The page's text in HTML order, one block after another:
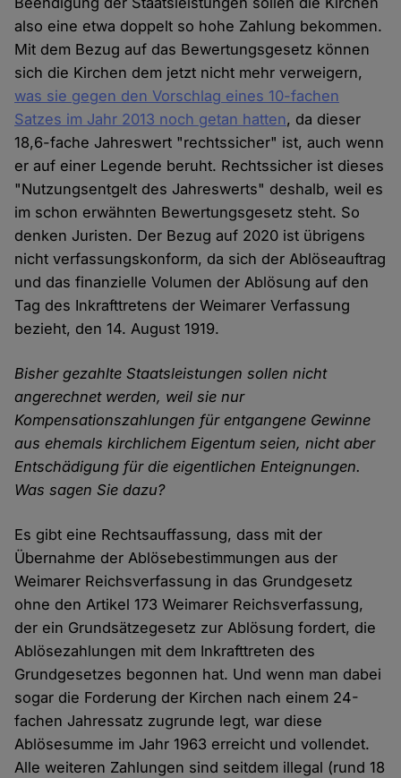
also eine etwa doppelt so hohe Zahlung bekommen.
Mit dem Bezug auf das Bewertungsgesetz können
sich die Kirchen dem jetzt nicht mehr verweigern,
was sie gegen den Vorschlag eines 10-fachen
Satzes im Jahr 2013 noch getan hatten, da dieser
18,6-fache Jahreswert "rechtssicher" ist, auch wenn
er auf einer Legende beruht. Rechtssicher ist dieses
"Nutzungsentgelt des Jahreswerts" deshalb, weil es
im schon erwähnten Bewertungsgesetz steht. So
denken Juristen. Der Bezug auf 2020 ist übrigens
nicht verfassungskonform, da sich der Ablöseauftrag
und das finanzielle Volumen der Ablösung auf den
Tag des Inkrafttretens der Weimarer Verfassung
bezieht, den 14. August 1919.
Bisher gezahlte Staatsleistungen sollen nicht
angerechnet werden, weil sie nur
Kompensationszahlungen für entgangene Gewinne
aus ehemals kirchlichem Eigentum seien, nicht aber
Entschädigung für die eigentlichen Enteignungen.
Was sagen Sie dazu?
Es gibt eine Rechtsauffassung, dass mit der
Übernahme der Ablösebestimmungen aus der
Weimarer Reichsverfassung in das Grundgesetz
ohne den Artikel 173 Weimarer Reichsverfassung,
der ein Grundsätzegesetz zur Ablösung fordert, die
Ablösezahlungen mit dem Inkrafttreten des
Grundgesetzes begonnen hat. Und wenn man dabei
sogar die Forderung der Kirchen nach einem 24-
fachen Jahressatz zugrunde legt, war diese
Ablösesumme im Jahr 1963 erreicht und vollendet.
Alle weiteren Zahlungen sind seitdem illegal (rund 18